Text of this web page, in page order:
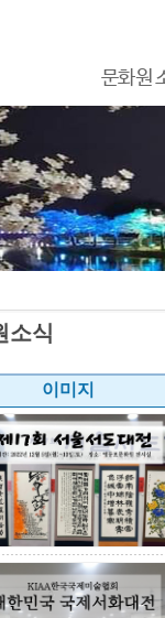
문화원
소식
이미지